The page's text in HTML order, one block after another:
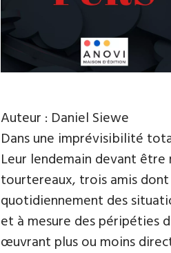
Auteur : Daniel Siewe
Dans une imprévisibilité
Leur lendemain devant
tourtereaux, trois amis
quotidiennement des
et à mesure des péripéties
œuvrant plus ou moins